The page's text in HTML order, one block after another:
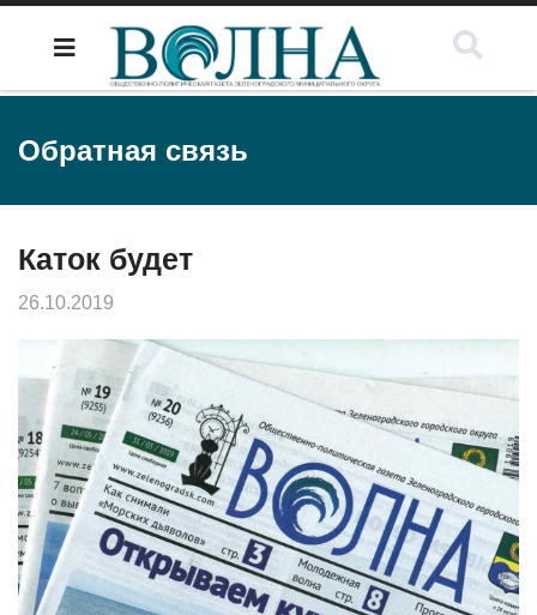
Обратная связь
Каток будет
26.10.2019